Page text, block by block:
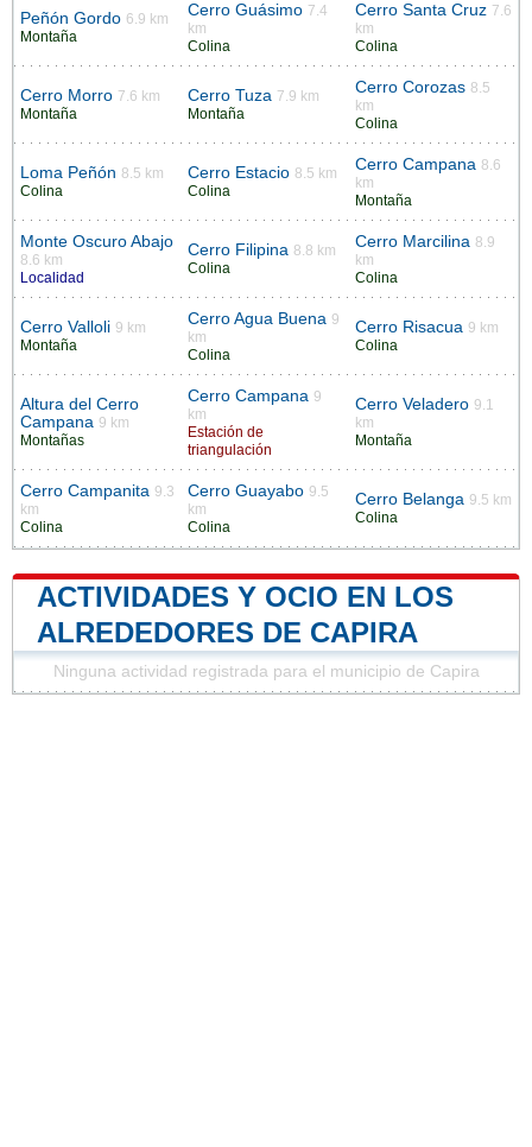
Peñón Gordo 6.9 km
Montaña
Cerro Guásimo 7.4
km
Colina
Cerro Santa Cruz 7.6
km
Colina
Cerro Morro 7.6 km
Montaña
Cerro Tuza 7.9 km
Montaña
Cerro Corozas 8.5
km
Colina
Loma Peñón 8.5 km
Colina
Cerro Estacio 8.5 km
Colina
Cerro Campana 8.6
km
Montaña
Monte Oscuro Abajo
8.6 km
Localidad
Cerro Filipina 8.8 km
Colina
Cerro Marcilina 8.9
km
Colina
Cerro Valloli 9 km
Montaña
Cerro Agua Buena 9
km
Colina
Cerro Risacua 9 km
Colina
Altura del Cerro
Campana 9 km
Montañas
Cerro Campana 9
km
Estación de
triangulación
Cerro Veladero 9.1
km
Montaña
Cerro Campanita 9.3
km
Colina
Cerro Guayabo 9.5
km
Colina
Cerro Belanga 9.5 km
Colina
ACTIVIDADES Y OCIO EN LOS
ALREDEDORES DE CAPIRA
Ninguna actividad registrada para el municipio de Capira